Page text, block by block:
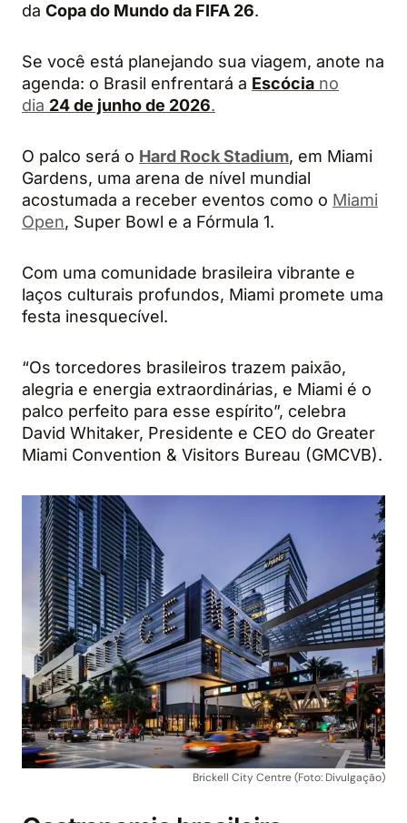
da Copa do Mundo da FIFA 26.
Se você está planejando sua viagem, anote na
agenda: o Brasil enfrentará a Escócia no
dia 24 de junho de 2026.
O palco será o Hard Rock Stadium, em Miami
Gardens, uma arena de nível mundial
acostumada a receber eventos como o Miami
Open, Super Bowl e a Fórmula 1.
Com uma comunidade brasileira vibrante e
laços culturais profundos, Miami promete uma
festa inesquecível.
“Os torcedores brasileiros trazem paixão,
alegria e energia extraordinárias, e Miami é o
palco perfeito para esse espírito”, celebra
David Whitaker, Presidente e CEO do Greater
Miami Convention & Visitors Bureau (GMCVB).
Brickell City Centre (Foto: Divulgação)